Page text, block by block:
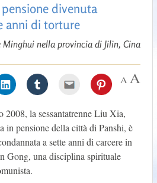
divenuta
anni di torture
nella provincia di Jilin, Cina
2008, la sessantatrenne Liu Xia,
in pensione della città di Panshi, è
a sette anni di carcere in
Gong, una disciplina spirituale